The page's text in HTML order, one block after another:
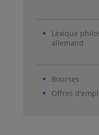
Lexique
allemand
Bourses
Offres